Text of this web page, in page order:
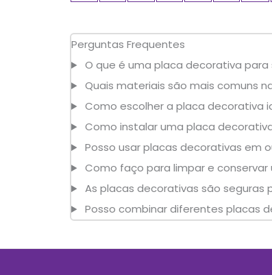
Perguntas Frequentes
O que é uma placa decorativa para
Quais materiais são mais comuns
Como escolher a placa decorativa
Como instalar uma placa
Posso usar placas decorativas em
Como faço para limpar e
As placas decorativas são seguras
Posso combinar diferentes placas